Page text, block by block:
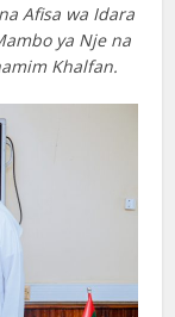
Afisa wa Idara
ya Nje na
Khalfan.